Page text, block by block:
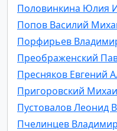
Половинкина Юлия
Попов Василий
Порфирьев
Преображенский
Пресняков Евгений
Пригоровский
Пустовалов Леонид
Пчелинцев